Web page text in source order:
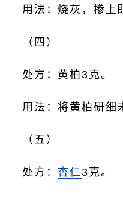
用法：烧灰，掺上
（四）
处方：黄柏3克。
用法：将黄柏研细
（五）
处方：杏仁3克。